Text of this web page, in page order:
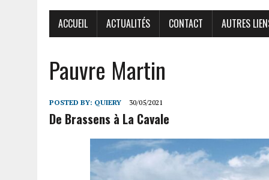
ACCUEIL ACTUALITÉS CONTACT AUTRES
Pauvre Martin
POSTED BY: QUIERY 30/05/2021
De Brassens à La Cavale